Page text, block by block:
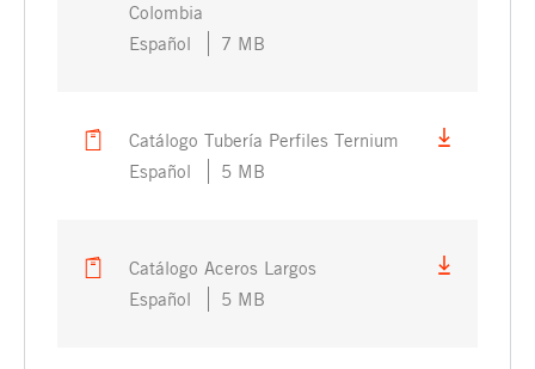
Colombia
Español
7 MB
Catálogo Tubería Perfiles Ternium
Español
5 MB
Catálogo Aceros Largos
Español
5 MB